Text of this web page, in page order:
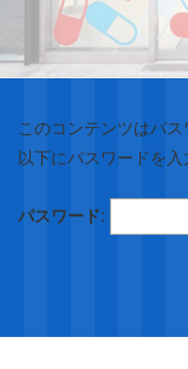
このコンテンツはパ
以下にパスワードを入
パスワード: